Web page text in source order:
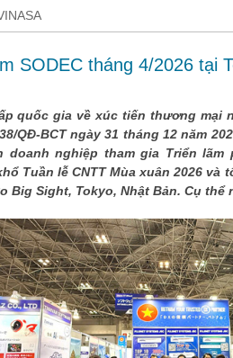
SODEC tháng 4/2026 tại
quốc gia về xúc tiến thương mại
QĐ-BCT ngày 31 tháng 12 năm
doanh nghiệp tham gia Triển
Tuần lễ CNTT Mùa xuân 2026
Big Sight, Tokyo, Nhật Bản. Cụ